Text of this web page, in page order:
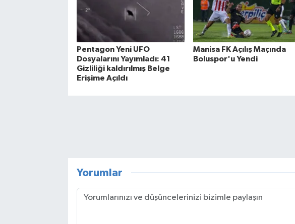
Pentagon Yeni UFO
Dosyalarını Yayımladı: 41
Gizliliği kaldırılmış Belge
Erişime Açıldı
Manisa FK Açılış Maçında
Boluspor'u Yendi
Yorumlar